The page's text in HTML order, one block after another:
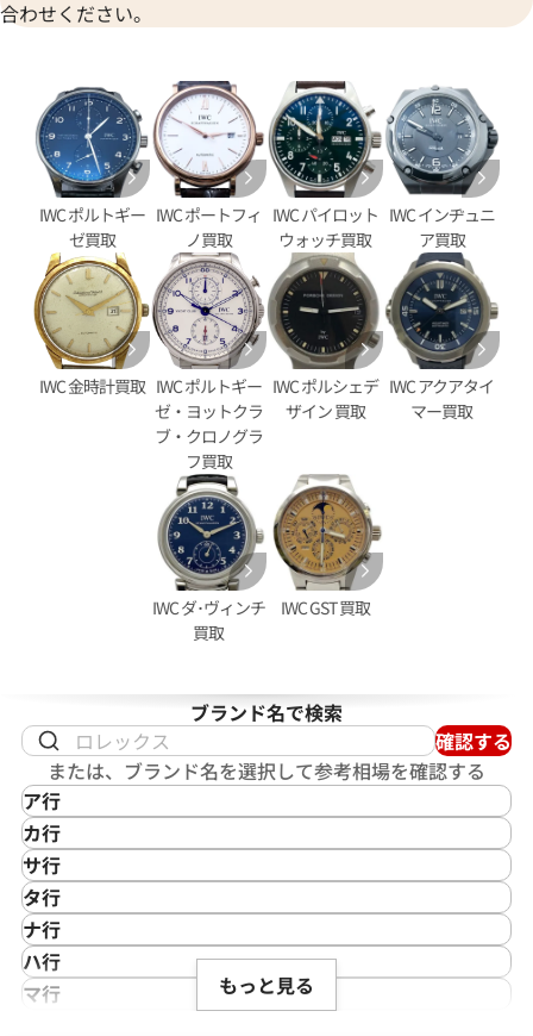
イマー IW376704
日時点の参考買取価格です
IWC ポートフィノ クロノグラ
IW391005
参考買取価格
406,000 円
※2023年4月9日時点の参考買
イマー ガラパゴスアイラン
格
日時点の参考買取価格です
IWC ポートフィノ 2009-001
参考買取価格
※2025年11月9日時点の参考
合わせください。
IWC ポルトギー
ゼ買取
IWC ポートフィ
ノ買取
IWC パイロット
ウォッチ買取
IWC インヂュニ
ア買取
IWC 金時計買取 IWC ポルトギー
ゼ・ヨットクラ
ブ・クロノグラ
フ買取
IWC ポルシェデ
ザイン 買取
IWC アクアタイ
マー買取
IWC ダ･ヴィンチ
買取
IWC GST 買取
ブランド名で検索
確認する
または、ブランド名を選択して参考相場を確認する
ア行
IKEPOD
アイクポッド
IWC
アイダブリューシー
Azimuth
アジムース
ANONIMO
カ行
CASIO
カシオ
Cartier
カルティエ
Gaga Milano
ガガミラノ
サ行
Saint Laurent
サンローラン
Shellman
シェルマン
CITIZEN
タ行
TAG Heuer
タグ・ホイヤー
Daniel Roth
ダニエル・ロート
ナ行
NOMOS Glashütte
ノモス グラスヒュッテ
ハ行
Hamilton
マ行
もっと見る